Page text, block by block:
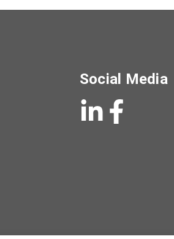
Social Media